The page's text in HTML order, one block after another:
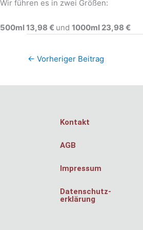
Wir führen es in zwei Größen:
500ml 13,98 € und 1000ml 23,98 €
← Vorheriger Beitrag
Kontakt
AGB
Impressum
Datenschutz­
erklärung